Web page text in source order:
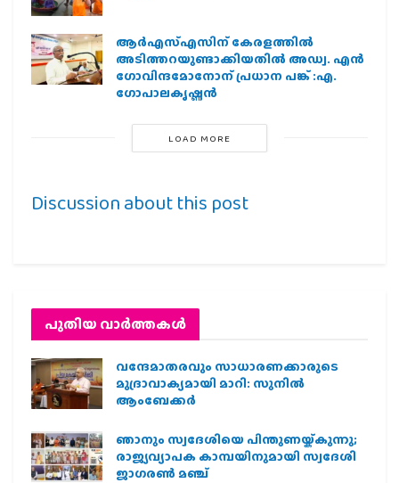
ആര്‍എസ്എസിന് കേരളത്തില്‍
അടിത്തറയുണ്ടാക്കിയതില്‍ അഡ്വ. എന്‍
ഗോവിന്ദമോനോന് പ്രധാന പങ്ക് :എ.
ഗോപാലകൃഷ്ണന്‍
LOAD MORE
Discussion about this post
പുതിയ വാര്‍ത്തകള്‍
വന്ദേമാതരവും സാധാരണക്കാരുടെ
മുദ്രാവാക്യമായി മാറി: സുനിൽ
ആംബേക്കർ
ഞാനും സ്വദേശിയെ പിന്തുണയ്ക്കുന്നു;
രാജ്യവ്യാപക കാമ്പയിനുമായി സ്വദേശി
ജാഗരണ്‍ മഞ്ച്